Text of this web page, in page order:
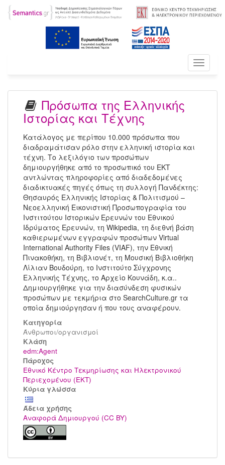
Toggle
Πρόσωπα της Ελληνικής
Ιστορίας και Τέχνης
Κατάλογος με περίπου 10.000 πρόσωπα που
διαδραμάτισαν ρόλο στην ελληνική ιστορία και
τέχνη. Το λεξιλόγιο των προσώπων
δημιουργήθηκε από το προσωπικό του ΕΚΤ
αντλώντας πληροφορίες από διαδεδομένες
διαδικτυακές πηγές όπως τη συλλογή Πανδέκτης:
Θησαυρός Ελληνικής Ιστορίας & Πολιτισμού –
Νεοελληνική Εικονιστική Προσωπογραφία του
Ινστιτούτου Ιστορικών Ερευνών του Εθνικού
Ιδρύματος Ερευνών, τη Wikipedia, τη διεθνή βάση
καθιερωμένων εγγραφών προσώπων Virtual
International Authority Files (VIAF), την Εθνική
Πινακοθήκη, τη Βιβλιονέτ, τη Μουσική Βιβλιοθήκη
Λίλιαν Βουδούρη, το Ινστιτούτο Σύγχρονης
Ελληνικής Τέχνης, το Αρχείο Κουνάδη, κ.α..
Δημιουργήθηκε για την διασύνδεση φυσικών
προσώπων με τεκμήρια στο SearchCulture.gr τα
οποία δημιούργησαν ή που τους αναφέρουν.
Κατηγορία
Άνθρωποι/οργανισμοί
Kλάση
edm:Agent
Πάροχος
Εθνικό Κέντρο Τεκμηρίωσης και Ηλεκτρονικού
Περιεχομένου (ΕΚΤ)
Κύρια γλώσσα
Άδεια χρήσης
Αναφορά Δημιουργού (CC BY)